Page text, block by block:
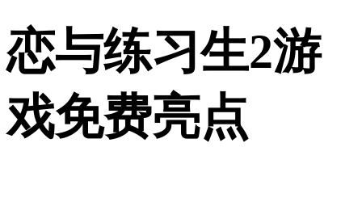
恋与练习生2游
戏免费亮点